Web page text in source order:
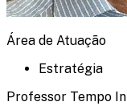
Área de Atuação
Estratégia
Professor Tempo